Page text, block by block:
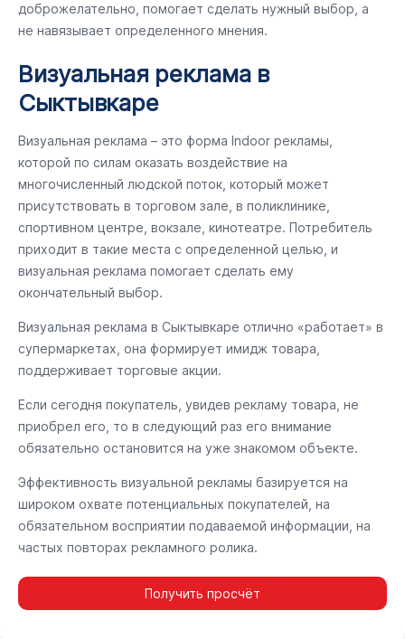
доброжелательно, помогает сделать нужный выбор, а
не навязывает определенного мнения.
Визуальная реклама в
Сыктывкаре
Визуальная реклама – это форма Indoor рекламы,
которой по силам оказать воздействие на
многочисленный людской поток, который может
присутствовать в торговом зале, в поликлинике,
спортивном центре, вокзале, кинотеатре. Потребитель
приходит в такие места с определенной целью, и
визуальная реклама помогает сделать ему
окончательный выбор.
Визуальная реклама в Сыктывкаре отлично «работает» в
супермаркетах, она формирует имидж товара,
поддерживает торговые акции.
Если сегодня покупатель, увидев рекламу товара, не
приобрел его, то в следующий раз его внимание
обязательно остановится на уже знакомом объекте.
Эффективность визуальной рекламы базируется на
широком охвате потенциальных покупателей, на
обязательном восприятии подаваемой информации, на
частых повторах рекламного ролика.
Получить просчёт